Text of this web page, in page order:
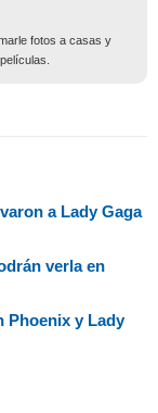
fotos a casas y
a Lady Gaga
verla en
Phoenix y Lady